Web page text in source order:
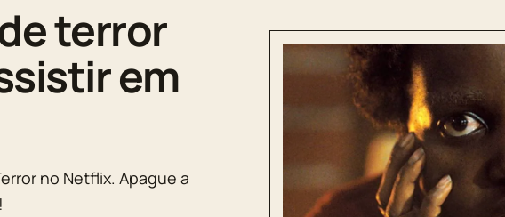
terror
em
no Netflix. Apague a